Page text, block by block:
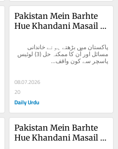
Pakistan Mein Barhte
Hue Khandani Masail
پاسچر سے کون واقف...
08.07.2026
20
Daily Urdu
Pakistan Mein Barhte
Hue Khandani Masail